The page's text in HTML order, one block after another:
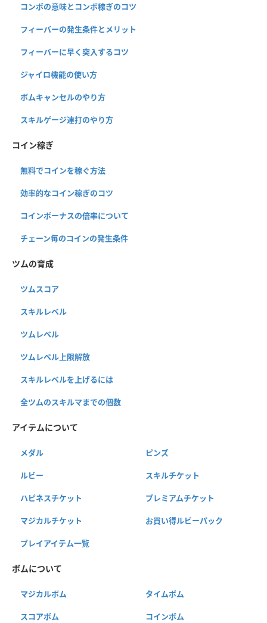
コンボの意味とコンボ稼ぎのコツ
フィーバーの発生条件とメリット
フィーバーに早く突入するコツ
ジャイロ機能の使い方
ボムキャンセルのやり方
スキルゲージ連打のやり方
コイン稼ぎ
無料でコインを稼ぐ方法
効率的なコイン稼ぎのコツ
コインボーナスの倍率について
チェーン毎のコインの発生条件
ツムの育成
ツムスコア
スキルレベル
ツムレベル
ツムレベル上限解放
スキルレベルを上げるには
全ツムのスキルマまでの個数
アイテムについて
メダル ピンズ
ルビー スキルチケット
ハピネスチケット プレミアムチケット
マジカルチケット お買い得ルビーパック
プレイアイテム一覧
ボムについて
マジカルボム タイムボム
スコアボム コインボム